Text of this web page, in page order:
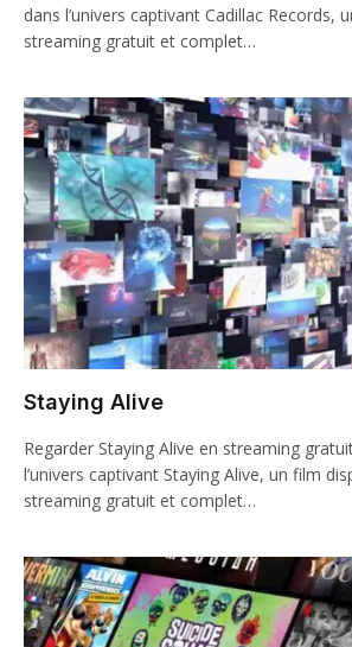
dans l’univers captivant Cadillac Records,
streaming gratuit et complet…
Staying Alive
Regarder Staying Alive en streaming
l’univers captivant Staying Alive, un film
streaming gratuit et complet…